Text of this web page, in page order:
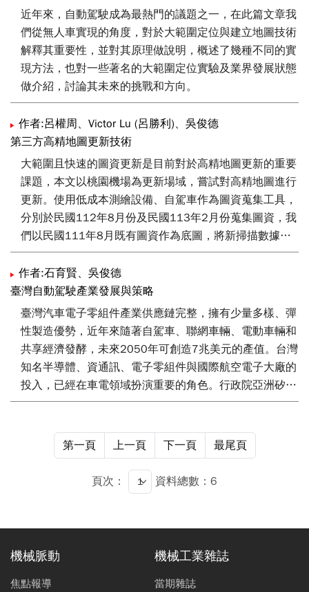
場域進行案例分析，並透過本文展示只使用國內測繪業者
10% 成本的硬體設備及20% 的向量地圖產製時間，來建
置自駕車用的高精地圖，並驗證本系統產生的圖資更新能
符合內政部對於高精地圖的精度規範。透過這些成果，本
團隊描繪一個建置臺灣高精地圖的願景，結合既有高成本
且高精度的地圖產製流程與本文提出低成本快速建圖流
程，一起協作創建出兼具精度與新鮮度並包覆全臺灣的高
精地圖。
近年來，自動駕駛成為最熱門的議題之一，在此篇文章我
們從無人車實現的角度，對於大範圍定位與建立地圖技術
解釋其重要性，並對其原理做說明，概述了幾種不同的實
現方法，也對一些著名的大範圍定位實驗及業界發展狀態
做介紹，討論其未來的挑戰和方向。
作者:呂權周、Victor Lu (呂勝利)、吳俊德
第三方高精地圖更新技術
大範圍且快速的圖資更新是目前對於高精地圖更新的重要
課題，本文以桃園機場為更新場域，嘗試對高精地圖進行
更新。使用低成本測繪設備、自駕車作為圖資蒐集工具，
分別於民國112年8月份及民國113年2月份蒐集圖資，我
們以民國111年8月既有圖資作為底圖，將新掃描數據套
疊至底圖來產生新點雲；透過本文新提出的「套疊偏差
量」點雲品質量化指標，確認所有點雲絕對精度小於30
公分，符合內政部規範。向量地圖部分，我們依據圖層的
關聯性及依賴性來定義圖層的更新順序，定義適用於各圖
層之通用更新流程，並討論更新過程遇到的實務問題。證
實該場域大小本文使用的設備皆可進行季更新。
作者:石育賢、吳俊德
臺灣自動駕駛產業發展與策略
臺灣汽車電子零組件產業供應鏈完整，擁有少量多樣、彈
性製造優勢，近年來隨著自駕車、聯網車輛、電動車輛和
共享經濟發酵，未來2050年可創造7兆美元的產值。台灣
知名半導體、資通訊、電子零組件與國際航空電子大廠的
投入，已經在車電領域扮演重要的角色。行政院亞洲矽谷
產業政策希望經濟部推動無人載具科技創新實驗條例，集
艦隊應用規劃，將加速台灣汽車電子成長爆發力，為台灣
車輛和零組件產業往下一個重要里程碑邁進。
第一頁 上一頁 下一頁 最尾頁
頁次： 資料總數：6
機械脈動
焦點報導
機械工業雜誌
當期雜誌